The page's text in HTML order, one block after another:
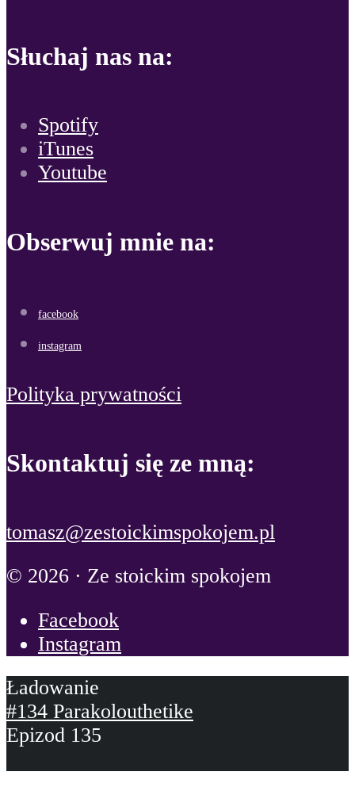
Słuchaj nas na:
Spotify
iTunes
Youtube
Obserwuj mnie na:
facebook
instagram
Polityka prywatności
Skontaktuj się ze mną:
tomasz@zestoickimspokojem.pl
© 2026 · Ze stoickim spokojem
Facebook
Instagram
#134 Parakolouthetike
Epizod 135